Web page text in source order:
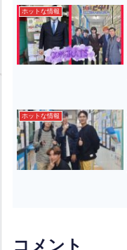
ホットな情報
ホットな情報
コメント